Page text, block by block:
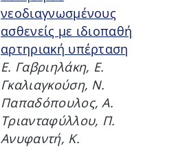
νεοδιαγνωσμένους
ασθενείς με ιδιοπαθή
αρτηριακή υπέρταση
Ε. Γαβριηλάκη, Ε.
Γκαλιαγκούση, Ν.
Παπαδόπουλος, Α.
Τριανταφύλλου, Π.
Ανυφαντή, Κ.